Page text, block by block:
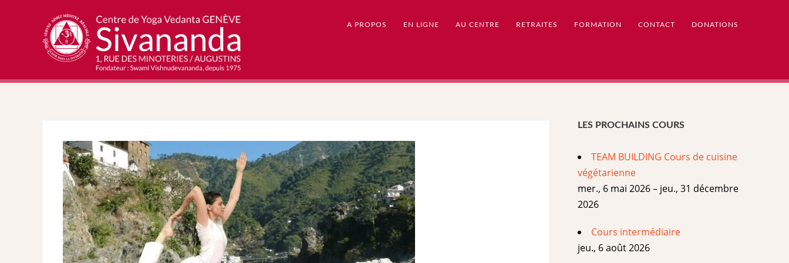
A PROPOS EN LIGNE AU CENTRE RETRAITES FORMATION CONTACT DONATIONS
LES PROCHAINS COURS
TEAM BUILDING Cours de cuisine
végétarienne
mer., 6 mai 2026 – jeu., 31 décembre
2026
Cours intermédiaire
jeu., 6 août 2026